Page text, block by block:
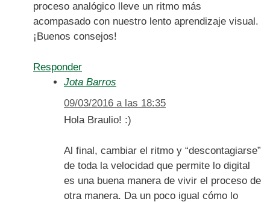
proceso analógico lleve un ritmo más
acompasado con nuestro lento aprendizaje visual.
¡Buenos consejos!
Responder
Jota Barros
09/03/2016 a las 18:35
Hola Braulio! :)
Al final, cambiar el ritmo y “descontagiarse”
de toda la velocidad que permite lo digital
es una buena manera de vivir el proceso de
otra manera. Da un poco igual cómo lo